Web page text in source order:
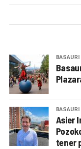
BASAURI
BASAURI
Asier
tener